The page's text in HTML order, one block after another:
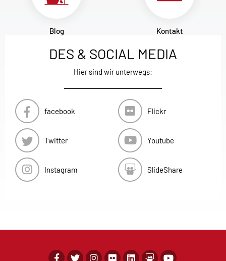
Blog Kontakt
DES & SOCIAL MEDIA
Hier sind wir unterwegs:
facebook
Twitter
Instagram
Flickr
Youtube
SlideShare